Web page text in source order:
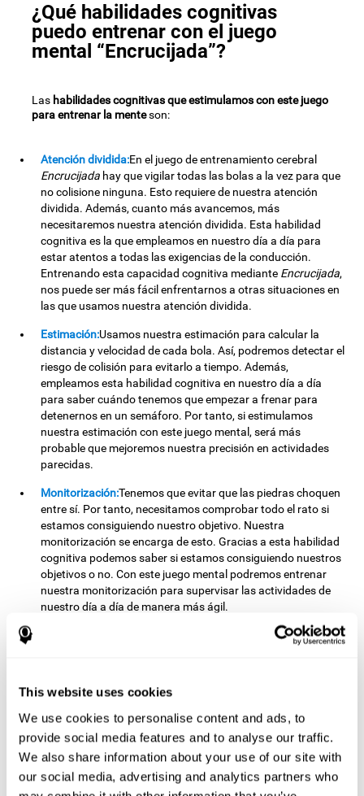
This website uses cookies
We use cookies to personalise content and ads, to
provide social media features and to analyse our traffic.
We also share information about your use of our site with
our social media, advertising and analytics partners who
¿Qué habilidades cognitivas
puedo entrenar con el juego
mental “Encrucijada”?
Las habilidades cognitivas que estimulamos con este juego
para entrenar la menteson:
Atención dividida:En el juego de entrenamiento cerebral
Encrucijada hay que vigilar todas las bolas a la vez para que
no colisione ninguna. Esto requiere de nuestra atención
dividida. Además, cuanto más avancemos, más
necesitaremos nuestra atención dividida. Esta habilidad
cognitiva es la que empleamos en nuestro día a día para
estar atentos a todas las exigencias de la conducción.
Entrenando esta capacidad cognitiva mediante Encrucijada,
nos puede ser más fácil enfrentarnos a otras situaciones en
las que usamos nuestra atención dividida.
Estimación:Usamos nuestra estimación para calcular la
distancia y velocidad de cada bola. Así, podremos detectar el
riesgo de colisión para evitarlo a tiempo. Además,
empleamos esta habilidad cognitiva en nuestro día a día
para saber cuándo tenemos que empezar a frenar para
detenernos en un semáforo. Por tanto, si estimulamos
nuestra estimación con este juego mental, será más
probable que mejoremos nuestra precisión en actividades
parecidas.
Monitorización:Tenemos que evitar que las piedras choquen
entre sí. Por tanto, necesitamos comprobar todo el rato si
estamos consiguiendo nuestro objetivo. Nuestra
monitorización se encarga de esto. Gracias a esta habilidad
cognitiva podemos saber si estamos consiguiendo nuestros
objetivos o no. Con este juego mental podremos entrenar
nuestra monitorización para supervisar las actividades de
nuestro día a día de manera más ágil.
Otras capacidades cognitivas
Planificación:Debemos pensar cuándo es necesario usar una
piedra para evitar choques y cuándo no. Esto es importante
porque podemos usar pocas piedras a la vez. Si nos
esforzamos en planificar nuestras jugadas, es posible
mejorar esta capacidad cognitiva. Además de en este juego,